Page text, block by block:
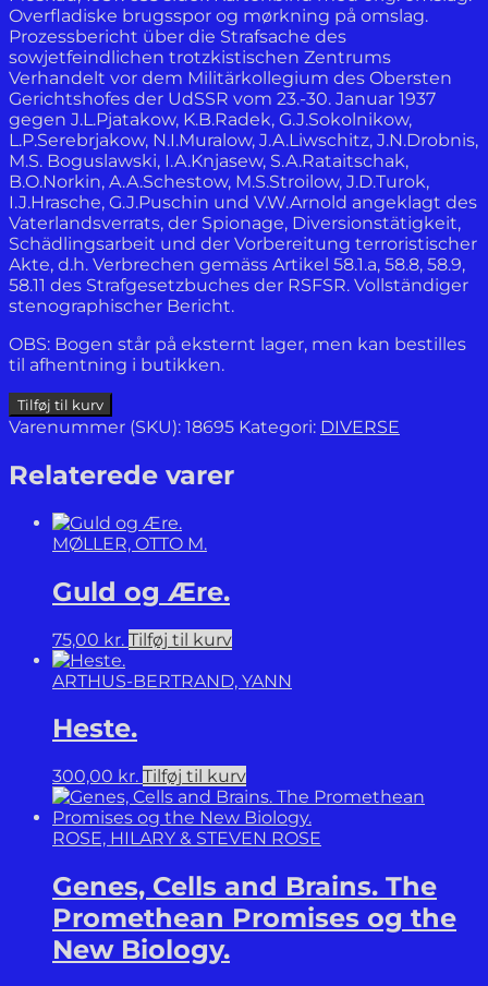
Overfladiske brugsspor og mørkning på omslag.
Prozessbericht über die Strafsache des
sowjetfeindlichen trotzkistischen Zentrums
Verhandelt vor dem Militärkollegium des Obersten
Gerichtshofes der UdSSR vom 23.-30. Januar 1937
gegen J.L.Pjatakow, K.B.Radek, G.J.Sokolnikow,
L.P.Serebrjakow, N.I.Muralow, J.A.Liwschitz, J.N.Drobnis,
M.S. Boguslawski, I.A.Knjasew, S.A.Rataitschak,
B.O.Norkin, A.A.Schestow, M.S.Stroilow, J.D.Turok,
I.J.Hrasche, G.J.Puschin und V.W.Arnold angeklagt des
Vaterlandsverrats, der Spionage, Diversionstätigkeit,
Schädlingsarbeit und der Vorbereitung terroristischer
Akte, d.h. Verbrechen gemäss Artikel 58.1.a, 58.8, 58.9,
58.11 des Strafgesetzbuches der RSFSR. Vollständiger
stenographischer Bericht.
OBS: Bogen står på eksternt lager, men kan bestilles
til afhentning i butikken.
Prozessbericht
über
Strafsache
des
trotzkistischen
Zentrums.
Tilføj til kurv
Varenummer (SKU): 18695 Kategori: DIVERSE
Relaterede varer
MØLLER, OTTO M.
Guld og Ære.
75,00 kr. Tilføj til kurv
ARTHUS-BERTRAND, YANN
Heste.
300,00 kr. Tilføj til kurv
ROSE, HILARY & STEVEN ROSE
Genes, Cells and Brains. The
Promethean Promises og the
New Biology.